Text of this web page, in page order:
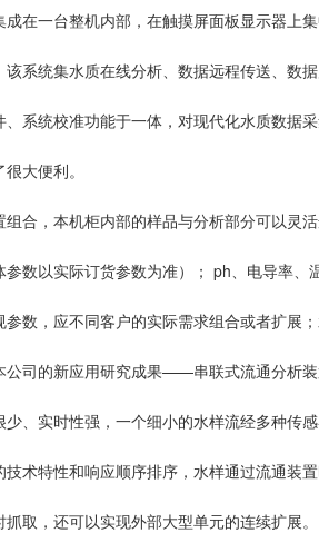
成在一台整机内部，在触摸屏面板显示器上
该系统集水质在线分析、数据远程传送、数
、系统校准功能于一体，对现代化水质数据
大便利。
组合，本机柜内部的样品与分析部分可以灵
参数以实际订货参数为准）； ph、电导率、
参数，应不同客户的实际需求组合或者扩展
公司的新应用研究成果——串联式流通分析
少、实时性强，一个细小的水样流经多种传
技术特性和响应顺序排序，水样通过流通装
取，还可以实现外部大型单元的连续扩展。